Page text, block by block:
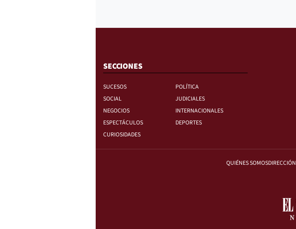
SECCIONES
SUCESOS
POLÍTICA
SOCIAL
JUDICIALES
NEGOCIOS
INTERNACIONALES
ESPECTÁCULOS
DEPORTES
CURIOSIDADES
QUIÉNES SOMOSDIRECCIÓN